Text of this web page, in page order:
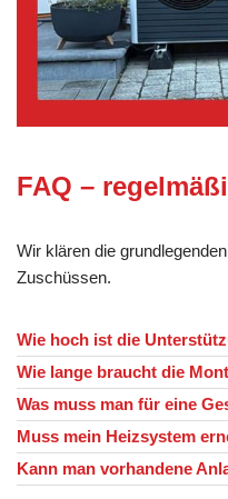
FAQ –
Wir klären die
Zuschüssen.
Wie hoch ist die
Wie lange braucht die
Was muss man für eine
Muss mein Heizsystem
Kann man vorhandene